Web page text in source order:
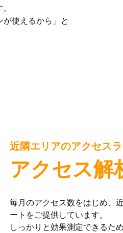
使えるから」と
近隣エリアのアクセス
アクセス解
毎月のアクセス数をはじめ、
ートをご提供しています。
しっかりと効果測定できるた